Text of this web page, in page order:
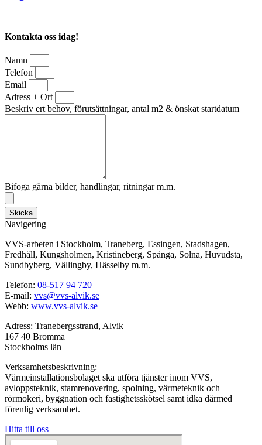
Kontakta oss idag!
Namn
Telefon
Email
Adress + Ort
Beskriv ert behov, förutsättningar, antal m2 & önskat startdatum
Bifoga gärna bilder, handlingar, ritningar m.m.
Skicka
Navigering
VVS-arbeten i Stockholm, Traneberg, Essingen, Stadshagen,
Fredhäll, Kungsholmen, Kristineberg, Spånga, Solna, Huvudsta,
Sundbyberg, Vällingby, Hässelby m.m.
Telefon: 08-517 94 720
E-mail: vvs@vvs-alvik.se
Webb: www.vvs-alvik.se
Adress: Tranebergsstrand, Alvik
167 40 Bromma
Stockholms län
Verksamhetsbeskrivning:
Värmeinstallationsbolaget ska utföra tjänster inom VVS,
avloppsteknik, stamrenovering, spolning, värmeteknik och
rörmokeri, byggnation och fastighetsskötsel samt idka därmed
förenlig verksamhet.
Hitta till oss